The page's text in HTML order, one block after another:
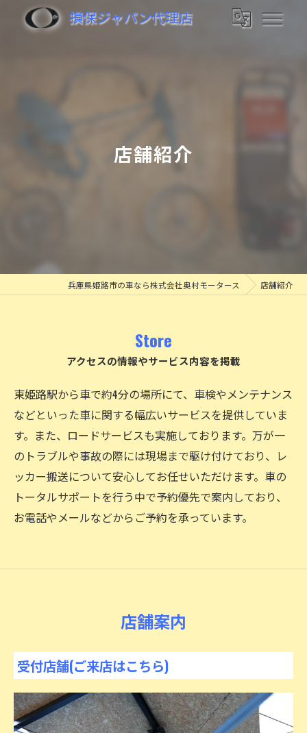
損保ジャパン代理店
店舗紹介
兵庫県姫路市の車なら株式会社奥村モータース 店舗紹介
アクセスの情報やサービス内容を掲載
Store
東姫路駅から車で約4分の場所にて、車検やメンテナンス
などといった車に関する幅広いサービスを提供していま
す。また、ロードサービスも実施しております。万が一
のトラブルや事故の際には現場まで駆け付けており、レ
ッカー搬送について安心してお任せいただけます。車の
トータルサポートを行う中で予約優先で案内しており、
お電話やメールなどからご予約を承っています。
店舗案内
受付店舗(ご来店はこちら)